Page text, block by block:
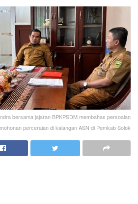
bersama jajaran BPKPSDM membahas persoalan
perceraian di kalangan ASN di Pemkab Solok